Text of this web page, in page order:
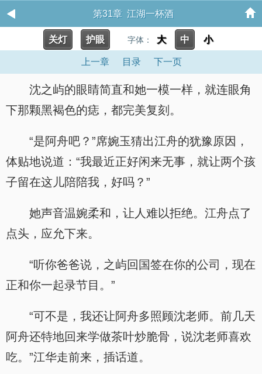
第31章 江湖一杯酒
关灯 护眼 字体： 大 中 小
上一章 目录 下一页
沈之屿的眼睛简直和她一模一样，就连眼角
下那颗黑褐色的痣，都完美复刻。
“是阿舟吧？”席婉玉猜出江舟的犹豫原因，
体贴地说道：“我最近正好闲来无事，就让两个孩
子留在这儿陪陪我，好吗？”
她声音温婉柔和，让人难以拒绝。江舟点了
点头，应允下来。
“听你爸爸说，之屿回国签在你的公司，现在
正和你一起录节目。”
“可不是，我还让阿舟多照顾沈老师。前几天
阿舟还特地回来学做茶叶炒脆骨，说沈老师喜欢
吃。”江华走前来，插话道。